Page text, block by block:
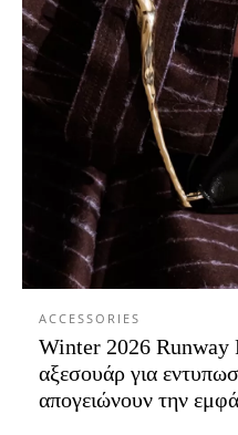
ACCESSORIES
Winter 2026 Runway
αξεσουάρ για
απογειώνουν την